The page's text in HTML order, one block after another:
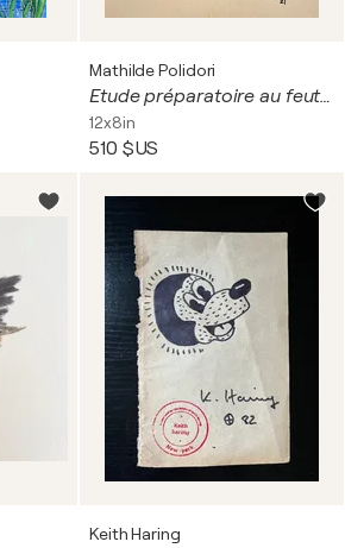
Mathilde Polidori
Etude préparatoire au feutre pour "Light Anxiety"
12x8in
510 $US
Keith Haring